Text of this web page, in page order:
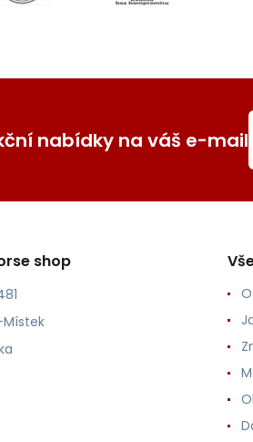
nabídky na váš e-mail
shop
Místek